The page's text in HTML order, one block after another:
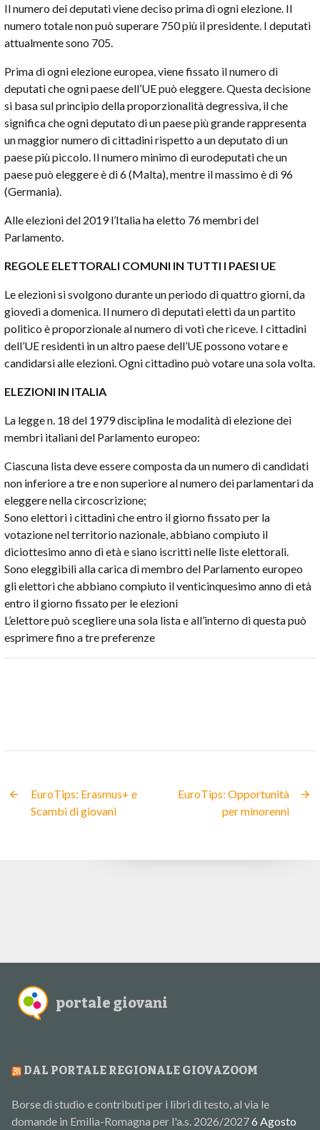
Il numero dei deputati viene deciso prima di ogni elezione. Il
numero totale non può superare 750 più il presidente. I deputati
attualmente sono 705.
Prima di ogni elezione europea, viene fissato il numero di
deputati che ogni paese dell’UE può eleggere. Questa decisione
si basa sul principio della proporzionalità degressiva, il che
significa che ogni deputato di un paese più grande rappresenta
un maggior numero di cittadini rispetto a un deputato di un
paese più piccolo. Il numero minimo di eurodeputati che un
paese può eleggere è di 6 (Malta), mentre il massimo è di 96
(Germania).
Alle elezioni del 2019 l’Italia ha eletto 76 membri del
Parlamento.
REGOLE ELETTORALI COMUNI IN TUTTI I PAESI UE
Le elezioni si svolgono durante un periodo di quattro giorni, da
giovedì a domenica. Il numero di deputati eletti da un partito
politico è proporzionale al numero di voti che riceve. I cittadini
dell’UE residenti in un altro paese dell’UE possono votare e
candidarsi alle elezioni.Ogni cittadino può votare una sola volta.
ELEZIONI IN ITALIA
La legge n. 18 del 1979 disciplina le modalità di elezione dei
membri italiani del Parlamento europeo:
Ciascuna lista deve essere composta da un numero di candidati
non inferiore a tre e non superiore al numero dei parlamentari da
eleggere nella circoscrizione;
Sono elettori i cittadini che entro il giorno fissato per la
votazione nel territorio nazionale, abbiano compiuto il
diciottesimo anno di età e siano iscritti nelle liste elettorali.
Sono eleggibili alla carica di membro del Parlamento europeo
gli elettori che abbiano compiuto il venticinquesimo anno di età
entro il giorno fissato per le elezioni
L’elettore può scegliere una sola lista e all’interno di questa può
esprimere fino a tre preferenze
EuroTips: Erasmus+ e
Scambi di giovani
EuroTips: Opportunità
per minorenni
portale giovani
DAL PORTALE REGIONALE GIOVAZOOM
Borse di studio e contributi per i libri di testo, al via le
domande in Emilia-Romagna per l'a.s. 2026/20276 Agosto